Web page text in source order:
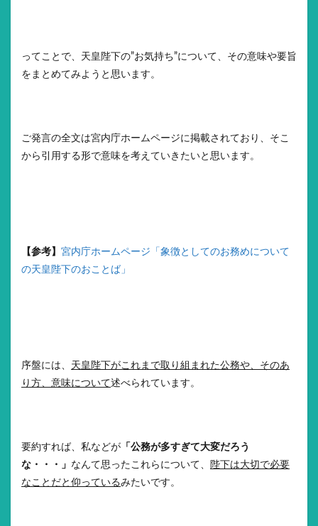
ってことで、天皇陛下の”お気持ち”について、その意味や要旨
をまとめてみようと思います。
ご発言の全文は宮内庁ホームページに掲載されており、そこ
から引用する形で意味を考えていきたいと思います。
【参考】 宮内庁ホームページ「象徴としてのお務めについて
の天皇陛下のおことば」
序盤には、 天皇陛下がこれまで取り組まれた公務や、そのあ
り方、意味について述べられています。
要約すれば、私などが 「公務が多すぎて大変だろう
な・・・」 なんて思ったこれらについて、
陛下は大切で必要
なことだと仰っているみたいです。